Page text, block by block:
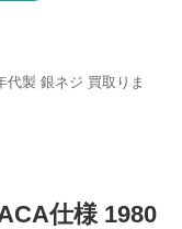
代製 銀ネジ 買取りま
仕様 1980